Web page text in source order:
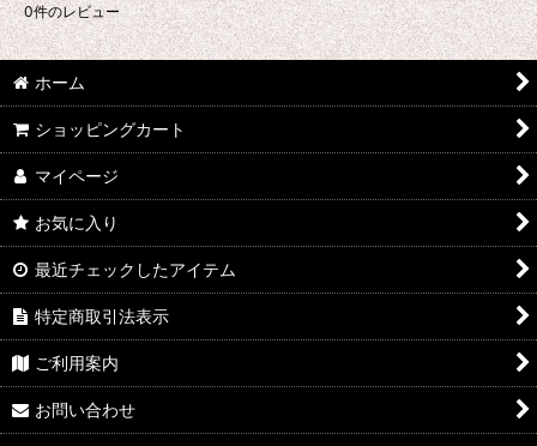
0件のレビュー
ホーム
ショッピングカート
マイページ
お気に入り
最近チェックしたアイテム
特定商取引法表示
ご利用案内
お問い合わせ